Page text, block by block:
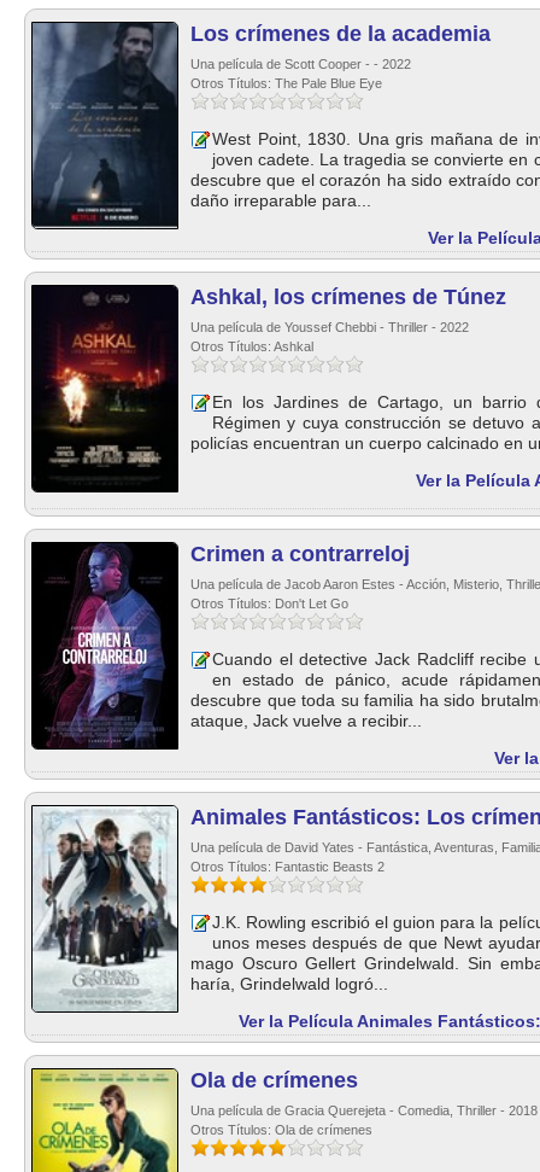
Los crímenes de la academia
Una película de Scott Cooper - - 2022
Otros Títulos: The Pale Blue Eye
West Point, 1830. Una gris mañana de
joven cadete. La tragedia se convierte en
descubre que el corazón ha sido extraído
daño irreparable para...
Ver la
Ashkal, los crímenes de Túnez
Una película de Youssef Chebbi - Thriller - 2022
Otros Títulos: Ashkal
En los Jardines de Cartago, un barrio
Régimen y cuya construcción se detuvo
policías encuentran un cuerpo calcinado en
Ver la Película
Crimen a contrarreloj
Una película de Jacob Aaron Estes - Acción, Misterio,
Otros Títulos: Don't Let Go
Cuando el detective Jack Radcliff recibe
en estado de pánico, acude
descubre que toda su familia ha sido
ataque, Jack vuelve a recibir...
Ver
Animales Fantásticos: Los
Una película de David Yates - Fantástica, Aventuras,
Otros Títulos: Fantastic Beasts 2
J.K. Rowling escribió el guion para la
unos meses después de que Newt
mago Oscuro Gellert Grindelwald. Sin
haría, Grindelwald logró...
Ver la Película Animales
Ola de crímenes
Una película de Gracia Querejeta - Comedia, Thriller - 2018
Otros Títulos: Ola de crímenes